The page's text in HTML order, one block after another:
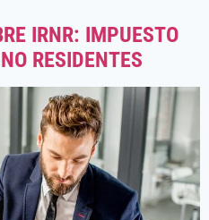
IRNR: IMPUESTO
RESIDENTES